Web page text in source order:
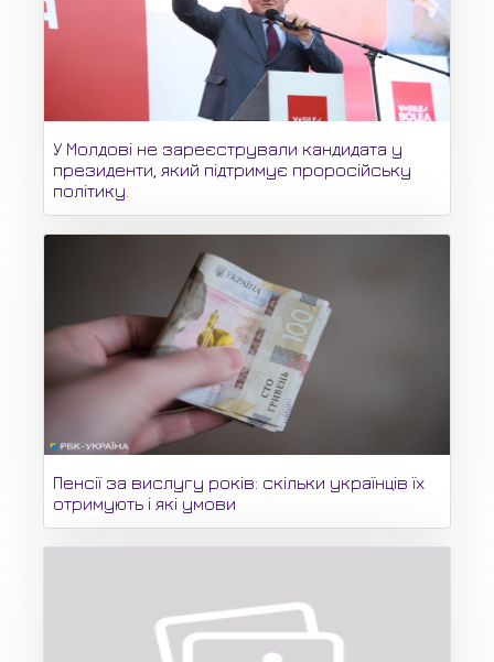
У Молдові не зареєстрували кандидата у
президенти, який підтримує проросійську
політику.
Пенсії за вислугу років: скільки українців їх
отримують і які умови